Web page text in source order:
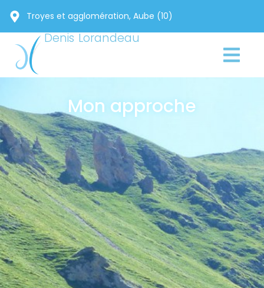
Troyes et agglomération, Aube (10)
Denis Lorandeau
Mon approche